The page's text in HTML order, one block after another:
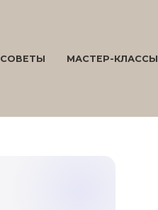
СОВЕТЫ МАСТЕР-КЛАССЫ